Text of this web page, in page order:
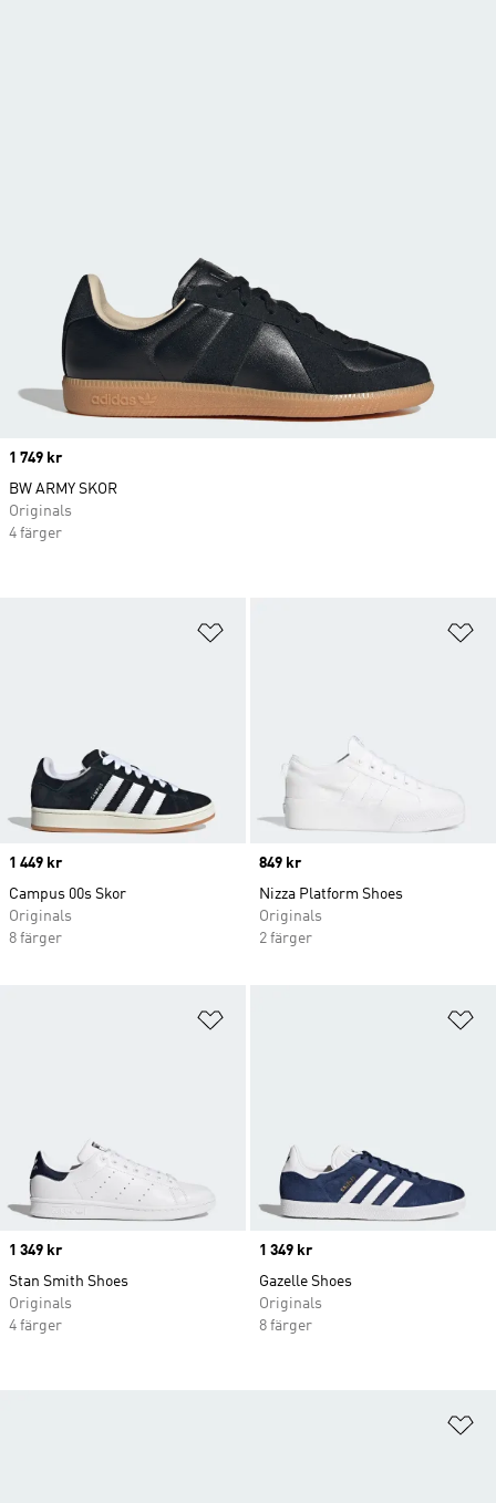
Price
1 449 kr
Campus 00s Skor
Originals
8 färger
Price
849 kr
Nizza Platform Shoes
Originals
2 färger
Price
1 349 kr
Stan Smith Shoes
Originals
4 färger
Price
1 349 kr
Gazelle Shoes
Originals
8 färger
Price
1 749 kr
BW ARMY SKOR
Originals
4 färger